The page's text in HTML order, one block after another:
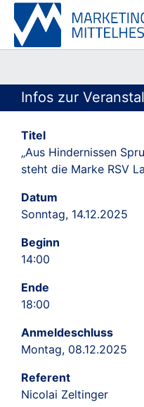
Infos zur
Titel
„Aus Hindernissen
steht die Marke RSV
Datum
Sonntag, 14.12.2025
Beginn
14:00
Ende
18:00
Anmeldeschluss
Montag, 08.12.2025
Referent
Nicolai Zeltinger